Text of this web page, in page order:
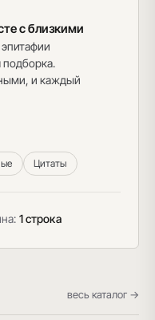
с близкими
и каждый
Цитаты
1 строка
весь каталог →